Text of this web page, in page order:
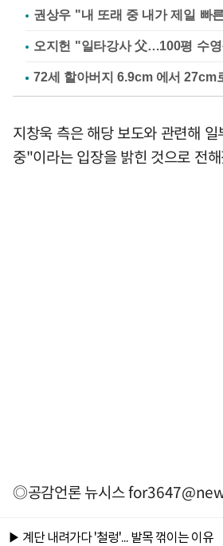
권상우 "내 또래 중 내가 제일 빠
오지헌 "일타강사 父…100평 수
지창욱 측은 해당 보도와 관련해
중"이라는 입장을 밝힌 것으로 전
◎공감언론 뉴시스